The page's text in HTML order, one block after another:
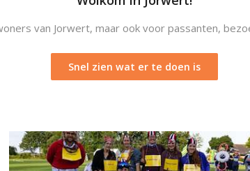
van Jorwert, maar ook voor passanten,
Snel zien wat er te doen is